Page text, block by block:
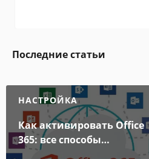
Последние статьи
НАСТРОЙКА
Как активировать Office
365: все способы
активации